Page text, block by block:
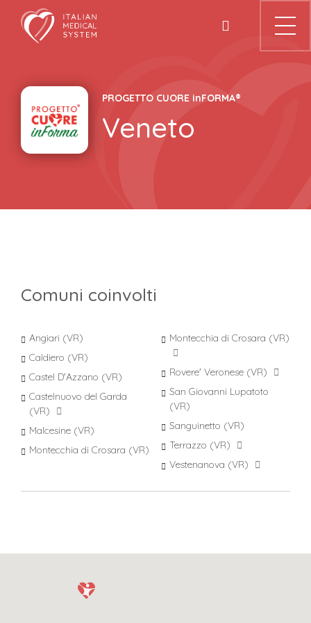
content
PROGETTO CUORE inFORMA®
Veneto
Comuni coinvolti
Angiari (VR)
Caldiero (VR)
Castel D'Azzano (VR)
Castelnuovo del Garda
(VR)
Malcesine (VR)
Montecchia di Crosara (VR)
Montecchia di Crosara (VR)
Rovere' Veronese (VR)
San Giovanni Lupatoto
(VR)
Sanguinetto (VR)
Terrazzo (VR)
Vestenanova (VR)